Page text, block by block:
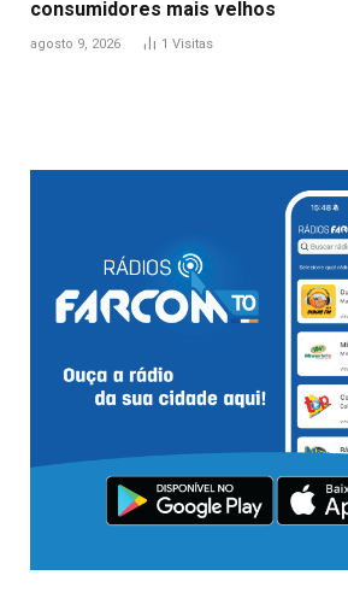
consumidores mais velhos
agosto 9, 2026 1 Visitas